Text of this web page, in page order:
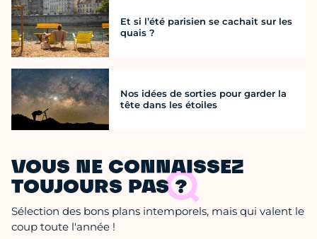
Et si l’été parisien se cachait sur les
quais ?
Nos idées de sorties pour garder la
tête dans les étoiles
VOUS NE CONNAISSEZ
TOUJOURS PAS ?
Sélection des bons plans intemporels, mais qui valent le
coup toute l'année !